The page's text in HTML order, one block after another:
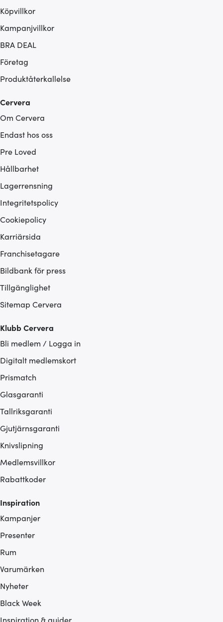
Köpvillkor
Kampanjvillkor
BRA DEAL
Företag
Produktåterkallelse
Cervera
Om Cervera
Endast hos oss
Pre Loved
Hållbarhet
Lagerrensning
Integritetspolicy
Cookiepolicy
Karriärsida
Franchisetagare
Bildbank för press
Tillgänglighet
Sitemap Cervera
Klubb Cervera
Bli medlem / Logga in
Digitalt medlemskort
Prismatch
Glasgaranti
Tallriksgaranti
Gjutjärnsgaranti
Knivslipning
Medlemsvillkor
Rabattkoder
Inspiration
Kampanjer
Presenter
Rum
Varumärken
Nyheter
Black Week
Inspiration & guider